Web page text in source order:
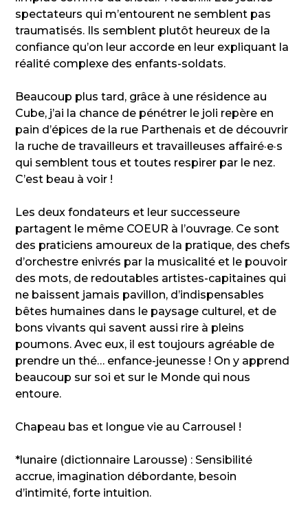
spectateurs qui m’entourent ne semblent pas
traumatisés. Ils semblent plutôt heureux de la
confiance qu’on leur accorde en leur expliquant la
réalité complexe des enfants-soldats.
Beaucoup plus tard, grâce à une résidence au
Cube, j’ai la chance de pénétrer le joli repère en
pain d’épices de la rue Parthenais et de découvrir
la ruche de travailleurs et travailleuses affairé·e·s
qui semblent tous et toutes respirer par le nez.
C’est beau à voir !
Les deux fondateurs et leur successeure
partagent le même COEUR à l’ouvrage. Ce sont
des praticiens amoureux de la pratique, des chefs
d’orchestre enivrés par la musicalité et le pouvoir
des mots, de redoutables artistes-capitaines qui
ne baissent jamais pavillon, d’indispensables
bêtes humaines dans le paysage culturel, et de
bons vivants qui savent aussi rire à pleins
poumons. Avec eux, il est toujours agréable de
prendre un thé… enfance-jeunesse ! On y apprend
beaucoup sur soi et sur le Monde qui nous
entoure.
Chapeau bas et longue vie au Carrousel !
*lunaire (dictionnaire Larousse) : Sensibilité
accrue, imagination débordante, besoin
d’intimité, forte intuition.